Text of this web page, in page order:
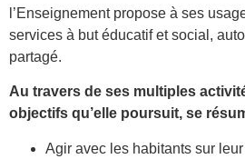
l’Enseignement propose à ses
services à but éducatif et social,
partagé.
Au travers de ses multiples
objectifs qu’elle poursuit, se
Agir avec les habitants sur